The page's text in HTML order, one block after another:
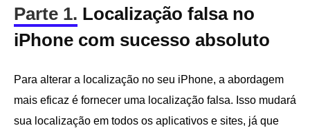
Parte 1. Localização falsa no
iPhone com sucesso absoluto
Para alterar a localização no seu iPhone, a abordagem
mais eficaz é fornecer uma localização falsa. Isso mudará
sua localização em todos os aplicativos e sites, já que